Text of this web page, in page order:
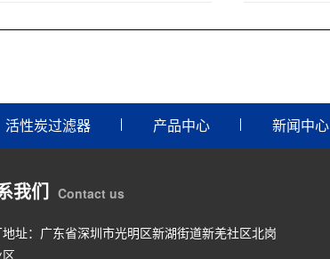
活性炭过滤器 产品中心 新闻中心
我们 Contact us
地址：广东省深圳市光明区新湖街道新羌社区北岗